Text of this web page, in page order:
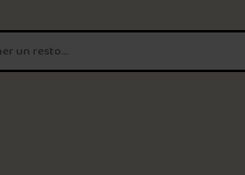
T'es un
Connecte-
Noter